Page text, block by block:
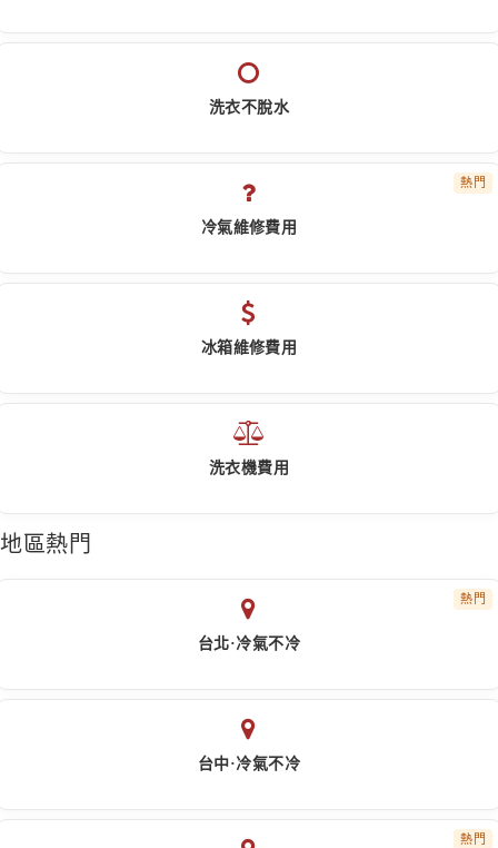
洗衣不脫水
冷氣維修費用
熱門
冰箱維修費用
洗衣機費用
地區熱門
台北·冷氣不冷
熱門
台中·冷氣不冷
熱門